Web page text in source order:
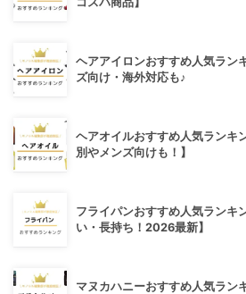
ヘアアイロンおすすめ人気ラン
ズ向け・海外対応も♪
ヘアオイルおすすめ人気ランキ
別やメンズ向けも！】
フライパンおすすめ人気ランキ
い・長持ち！2026最新】
マヌカハニーおすすめ人気ラン